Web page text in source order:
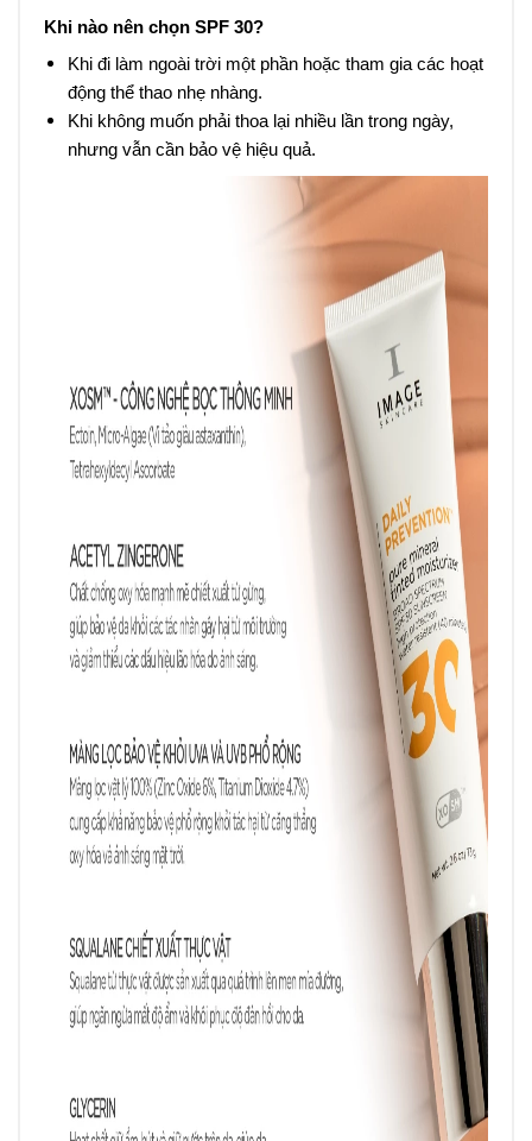
Khi nào nên chọn SPF 30?
Khi đi làm ngoài trời một phần hoặc tham gia các hoạt
động thể thao nhẹ nhàng.
Khi không muốn phải thoa lại nhiều lần trong ngày,
nhưng vẫn cần bảo vệ hiệu quả.